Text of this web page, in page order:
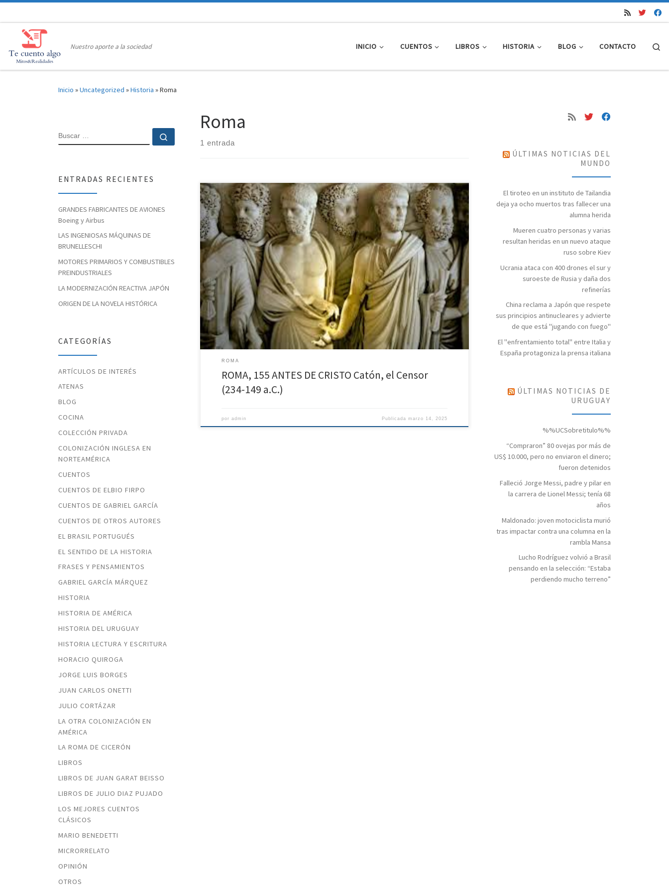
Nuestro aporte a la sociedad INICIO CUENTOS LIBROS HISTORIA BLOG CONTACTO
Inicio »Uncategorized »Historia »Roma
Roma
1 entrada
Si, en la agitación de un naufragio, dos hombres consiguen aferrarse a una tabla que a
duras penas puede mantener a flote a uno de ellos ¿cuál de los dos, conforme a la
justicia, debe renunciar a salvarse? Si ambos tienen derecho a la vida, la justicia estará
del lado […]
ROMA
ROMA, 155 ANTES DE CRISTO Catón, el Censor
(234-149 a.C.)
por admin Publicadamarzo 14, 2025
BUSCAR
ENTRADAS RECIENTES
GRANDES FABRICANTES DE AVIONES
Boeing y Airbus
LAS INGENIOSAS MÁQUINAS DE
BRUNELLESCHI
MOTORES PRIMARIOS Y COMBUSTIBLES
PREINDUSTRIALES
LA MODERNIZACIÓN REACTIVA JAPÓN
ORIGEN DE LA NOVELA HISTÓRICA
CATEGORÍAS
ARTÍCULOS DE INTERÉS
ATENAS
BLOG
COCINA
COLECCIÓN PRIVADA
COLONIZACIÓN INGLESA EN
NORTEAMÉRICA
CUENTOS
CUENTOS DE ELBIO FIRPO
CUENTOS DE GABRIEL GARCÍA
CUENTOS DE OTROS AUTORES
EL BRASIL PORTUGUÉS
EL SENTIDO DE LA HISTORIA
FRASES Y PENSAMIENTOS
GABRIEL GARCÍA MÁRQUEZ
HISTORIA
HISTORIA DE AMÉRICA
HISTORIA DEL URUGUAY
HISTORIA LECTURA Y ESCRITURA
HORACIO QUIROGA
JORGE LUIS BORGES
JUAN CARLOS ONETTI
JULIO CORTÁZAR
LA OTRA COLONIZACIÓN EN
AMÉRICA
LA ROMA DE CICERÓN
LIBROS
LIBROS DE JUAN GARAT BEISSO
LIBROS DE JULIO DIAZ PUJADO
LOS MEJORES CUENTOS
CLÁSICOS
MARIO BENEDETTI
MICRORRELATO
OPINIÓN
OTROS
ÚLTIMAS NOTICIAS DEL
MUNDO
El tiroteo en un instituto de Tailandia
deja ya ocho muertos tras fallecer una
alumna herida
Mueren cuatro personas y varias
resultan heridas en un nuevo ataque
ruso sobre Kiev
Ucrania ataca con 400 drones el sur y
suroeste de Rusia y daña dos
refinerías
China reclama a Japón que respete
sus principios antinucleares y advierte
de que está "jugando con fuego"
El "enfrentamiento total" entre Italia y
España protagoniza la prensa italiana
ÚLTIMAS NOTICIAS DE
URUGUAY
%%UCSobretitulo%%
“Compraron” 80 ovejas por más de
US$ 10.000, pero no enviaron el dinero;
fueron detenidos
Falleció Jorge Messi, padre y pilar en
la carrera de Lionel Messi; tenía 68
años
Maldonado: joven motociclista murió
tras impactar contra una columna en la
rambla Mansa
Lucho Rodríguez volvió a Brasil
pensando en la selección: “Estaba
perdiendo mucho terreno”